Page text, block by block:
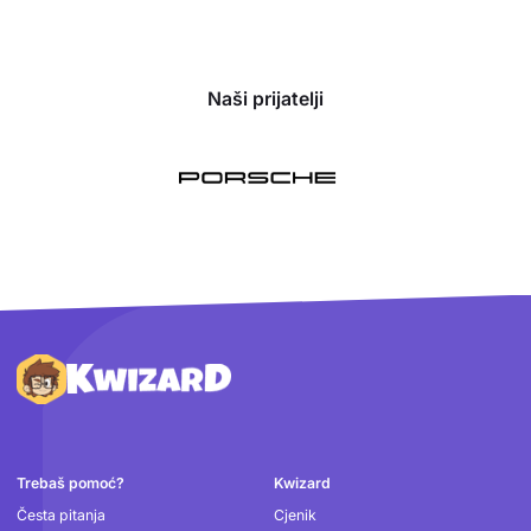
Naši prijatelji
Podnožje
Trebaš pomoć?
Česta pitanja
Kwizard
Cjenik